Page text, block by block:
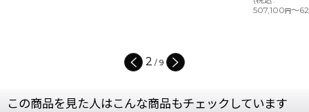
507,100円～
3 / 9
この商品を見た人はこんな商品もチェックしています